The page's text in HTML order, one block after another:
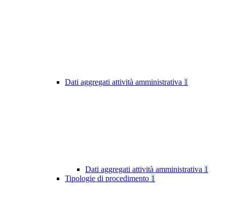
Dati aggregati attività amministrativa 1
Dati aggregati attività amministrativa 1
Tipologie di procedimento 1